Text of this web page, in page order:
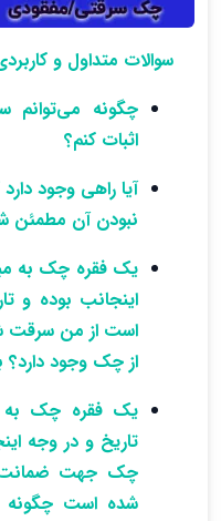
سوالات متداول و
چگونه می‌توانم
اثبات کنم؟
آیا راهی وجود
نبودن آن مطمئن
است از من سرقت
از چک وجود دارد؟
تاریخ و در وجه
چک جهت ضمانت
شده است چگونه